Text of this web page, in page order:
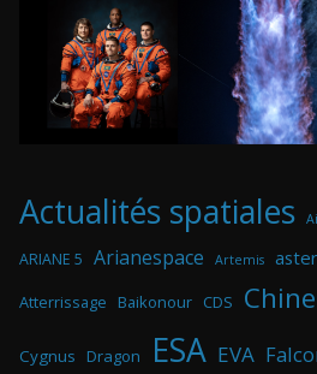
Actualités spatiales
ARIANE 5 Arianespace Artemis
Atterrissage Baikonour CDS Chine
Cygnus Dragon ESA EVA